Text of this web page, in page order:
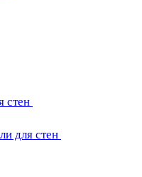
стен
для стен